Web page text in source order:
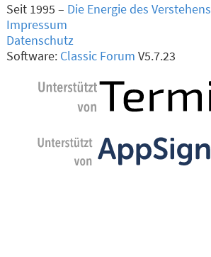
Seit 1995 – Die Energie des Verstehens
Impressum
Datenschutz
Software: Classic Forum V5.7.23